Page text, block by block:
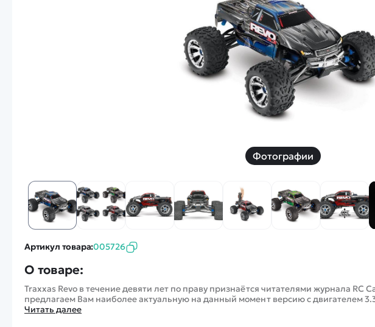
Дроны с 4k камерой
Скоростной катер
Вертолетик для детей ну пульте
Машины 1 к 10
Скидки
Фотографии
Артикул товара:005726
О товаре:
Traxxas Revo в течение девяти лет по праву признаётся читателями журнала RC
предлагаем Вам наиболее актуальную на данный момент версию с двигателем
Читать далее
Наши соцсети: